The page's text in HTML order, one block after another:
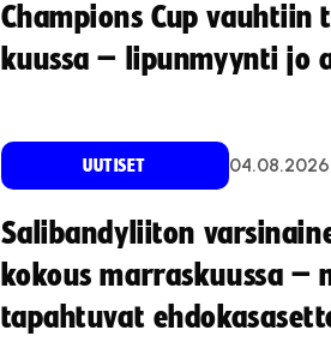
Champions Cup vauhtiin
kuussa – lipunmyynti jo
UUTISET 04.08.2026
Salibandyliiton
kokous marraskuussa –
tapahtuvat